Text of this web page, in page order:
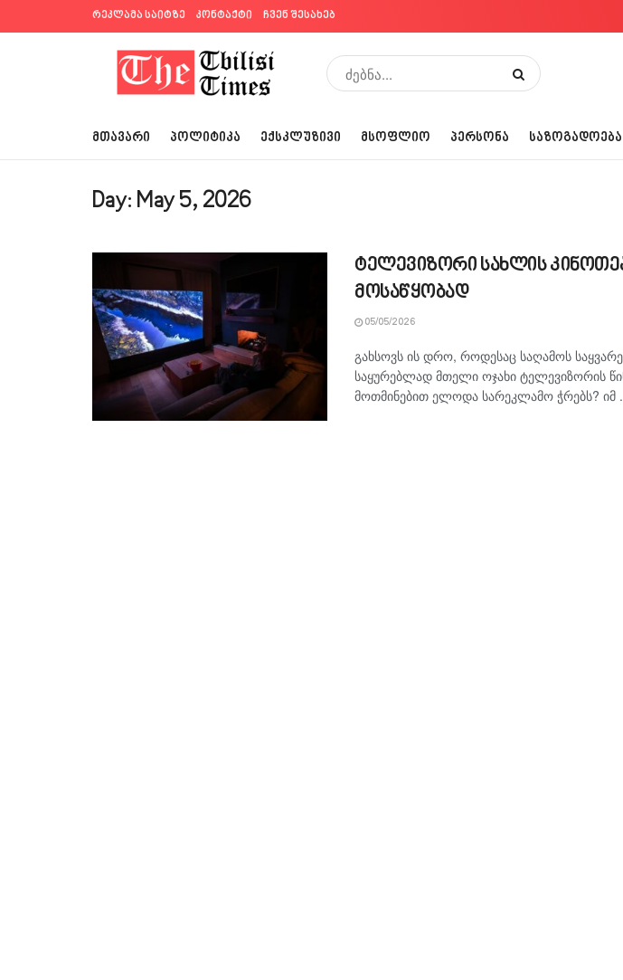
რეკლამა საიტზე კონტაქტი ჩვენ შესახებ
ᲛᲗᲐᲕᲐᲠᲘ ᲞᲝᲚᲘᲢᲘᲙᲐ ᲔᲥᲡᲙᲚᲣᲖᲘᲕᲘ ᲛᲡᲝᲤᲚᲘᲝ ᲞᲔᲠᲡᲝᲜᲐ ᲡᲐᲖᲝᲒᲐᲓᲝᲔᲑᲐ
Day: May 5, 2026
ტელევიზორი სახლის
მოსაწყობად
05/05/2026
გახსოვს ის დრო, როდესაც საღამოს
საყურებლად მთელი ოჯახი ტელევიზორის
მოთმინებით ელოდა სარეკლამო ჭრებს? იმ